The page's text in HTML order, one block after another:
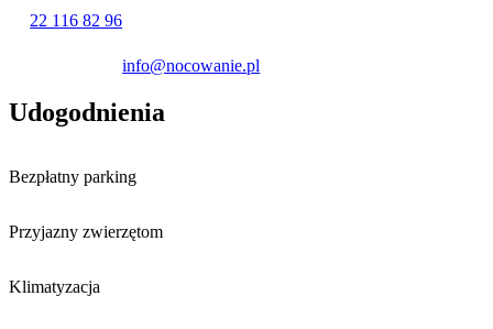
kończy o 10:00 w dniu wyjazdu.
22 116 82 96
info@nocowanie.pl
Udogodnienia
Bezpłatny parking
Przyjazny zwierzętom
Klimatyzacja